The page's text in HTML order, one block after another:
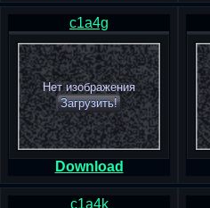
c1a4g
Нет изображения
Загрузить!
Download
c1a4k